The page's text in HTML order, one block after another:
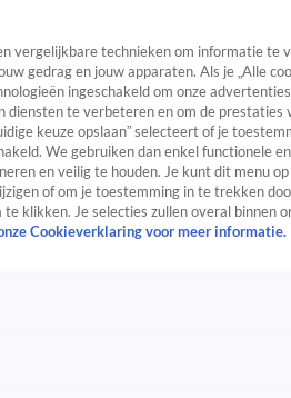
vergelijkbare technieken om informatie te
gedrag en jouw apparaten. Als je „Alle
ingeschakeld om onze
diensten te verbeteren en om de prestaties
keuze opslaan” selecteert of je
We gebruiken dan enkel functionele
en veilig te houden. Je kunt dit menu
of om je toestemming in te trekken
klikken. Je selecties zullen overal binnen
Cookieverklaring voor meer informatie.